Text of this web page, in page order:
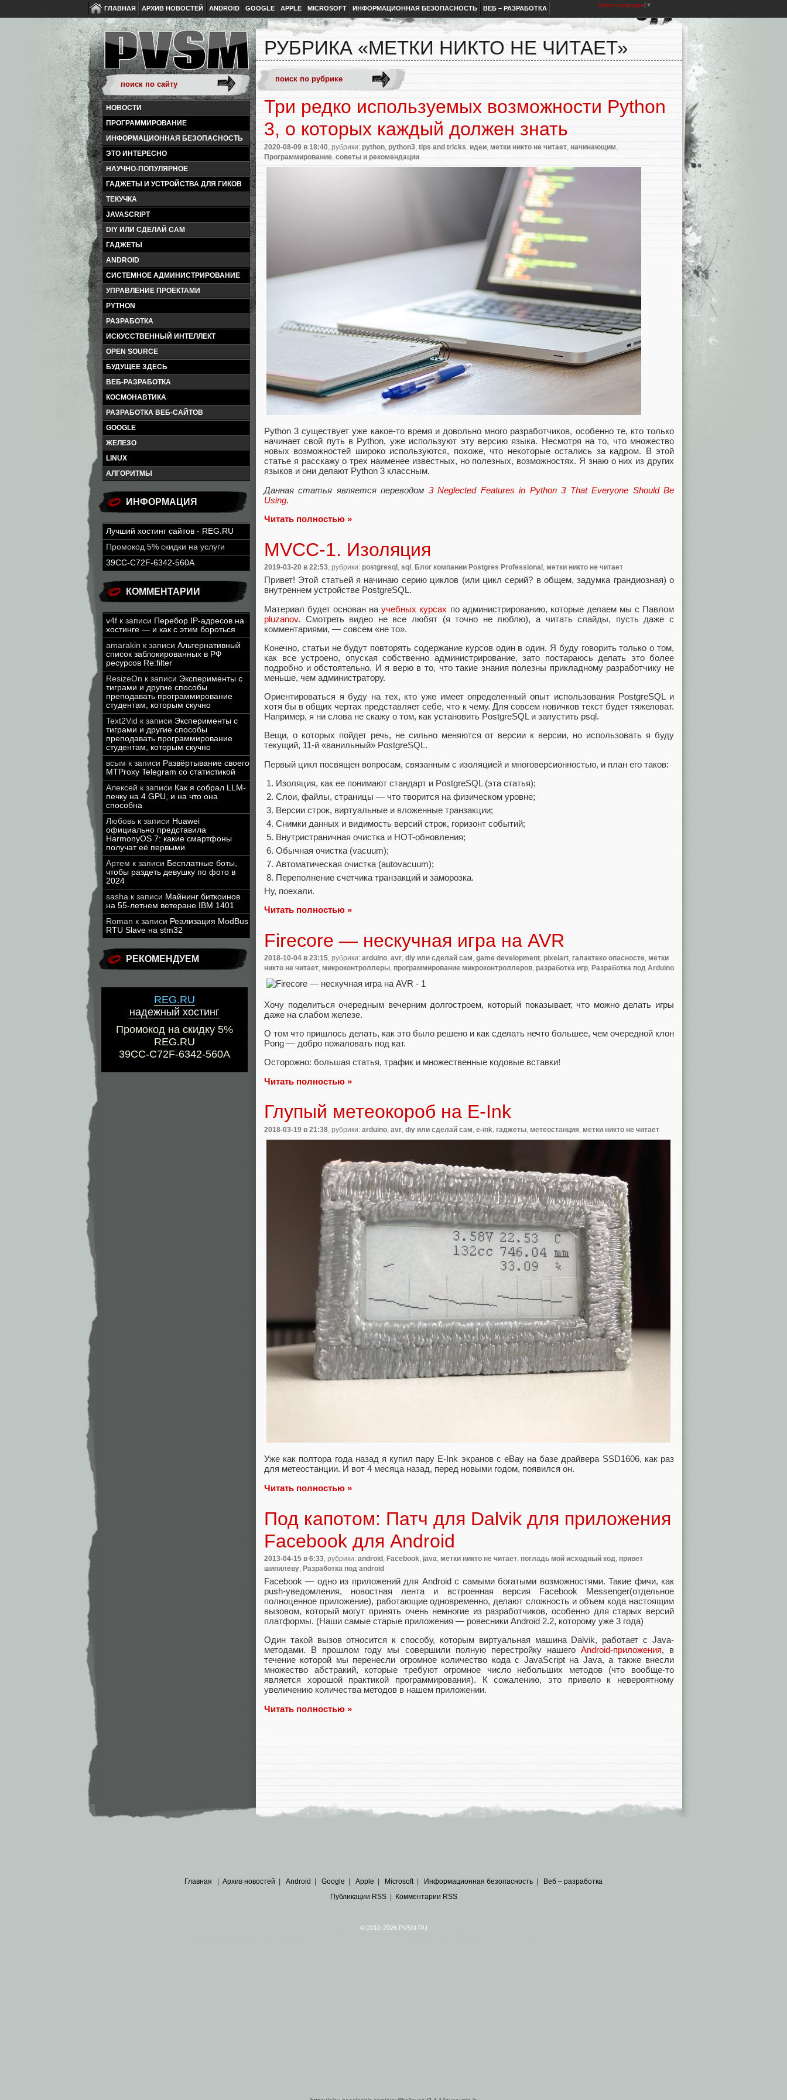
ГЛАВНАЯ АРХИВ НОВОСТЕЙ ANDROID GOOGLE APPLE MICROSOFT ИНФОРМАЦИОННАЯ БЕЗОПАСНОСТЬ ВЕБ – РАЗРАБОТКА Select Language ▼
НОВОСТИ
ПРОГРАММИРОВАНИЕ
ИНФОРМАЦИОННАЯ БЕЗОПАСНОСТЬ
ЭТО ИНТЕРЕСНО
НАУЧНО-ПОПУЛЯРНОЕ
ГАДЖЕТЫ И УСТРОЙСТВА ДЛЯ ГИКОВ
ТЕКУЧКА
JAVASCRIPT
DIY ИЛИ СДЕЛАЙ САМ
ГАДЖЕТЫ
ANDROID
СИСТЕМНОЕ АДМИНИСТРИРОВАНИЕ
УПРАВЛЕНИЕ ПРОЕКТАМИ
PYTHON
РАЗРАБОТКА
ИСКУССТВЕННЫЙ ИНТЕЛЛЕКТ
OPEN SOURCE
БУДУЩЕЕ ЗДЕСЬ
ВЕБ-РАЗРАБОТКА
КОСМОНАВТИКА
РАЗРАБОТКА ВЕБ-САЙТОВ
GOOGLE
ЖЕЛЕЗО
LINUX
АЛГОРИТМЫ
ИНФОРМАЦИЯ
Лучший хостинг сайтов - REG.RU
Промокод 5% скидки на услуги
39CC-C72F-6342-560A
КОММЕНТАРИИ
v4f к записи Перебор IP-адресов на
хостинге — и как с этим бороться
amarakin к записи Альтернативный
список заблокированных в РФ
ресурсов Re:filter
ResizeOn к записи Эксперименты с
тиграми и другие способы
преподавать программирование
студентам, которым скучно
Text2Vid к записи Эксперименты с
тиграми и другие способы
преподавать программирование
студентам, которым скучно
всым к записи Развёртывание своего
MTProxy Telegram со статистикой
Алексей к записи Как я собрал LLM-
печку на 4 GPU, и на что она
способна
Любовь к записи Huawei
официально представила
HarmonyOS 7: какие смартфоны
получат её первыми
Артем к записи Бесплатные боты,
чтобы раздеть девушку по фото в
2024
sasha к записи Майнинг биткоинов
на 55-летнем ветеране IBM 1401
Roman к записи Реализация ModBus
RTU Slave на stm32
РЕКОМЕНДУЕМ
REG.RU
надежный хостинг
Промокод на скидку 5%
REG.RU
39CC-C72F-6342-560A
РУБРИКА «МЕТКИ НИКТО НЕ ЧИТАЕТ»
Три редко используемых возможности Python
3, о которых каждый должен знать
2020-08-09 в 18:40 , рубрики: python python3 tips and tricks идеи метки никто не читает начинающим
Программирование советы и рекомендации
Python 3 существует уже какое-то время и довольно много разработчиков, особенно те, кто только
начинает свой путь в Python, уже используют эту версию языка. Несмотря на то, что множество
новых возможностей широко используются, похоже, что некоторые остались за кадром. В этой
статье я расскажу о трех наименее известных, но полезных, возможностях. Я знаю о них из других
языков и они делают Python 3 классным.
Данная статья является переводом 3 Neglected Features in Python 3 That Everyone Should Be
Using.
Читать полностью »
MVCC-1. Изоляция
2019-03-20 в 22:53, рубрики: postgresql, sql, Блог компании Postgres Professional, метки никто не читает
Привет! Этой статьей я начинаю серию циклов (или цикл серий? в общем, задумка грандиозная) о
внутреннем устройстве PostgreSQL.
Материал будет основан научебных курсах по администрированию, которые делаем мы с Павлом
pluzanov. Смотреть видео не все любят (я точно не люблю), а читать слайды, пусть даже с
комментариями, — совсем «не то».
Конечно, статьи не будут повторять содержание курсов один в один. Я буду говорить только о том,
как все устроено, опуская собственно администрирование, зато постараюсь делать это более
подробно и обстоятельно. И я верю в то, что такие знания полезны прикладному разработчику не
меньше, чем администратору.
Ориентироваться я буду на тех, кто уже имеет определенный опыт использования PostgreSQL и
хотя бы в общих чертах представляет себе, что к чему. Для совсем новичков текст будет тяжеловат.
Например, я ни слова не скажу о том, как установить PostgreSQL и запустить psql.
Вещи, о которых пойдет речь, не сильно меняются от версии к версии, но использовать я буду
текущий, 11-й «ванильный» PostgreSQL.
Первый цикл посвящен вопросам, связанным с изоляцией и многоверсионностью, и план его таков:
Изоляция, как ее понимают стандарт и PostgreSQL (эта статья);
Слои, файлы, страницы — что творится на физическом уровне;
Версии строк, виртуальные и вложенные транзакции;
Снимки данных и видимость версий строк, горизонт событий;
Внутристраничная очистка и HOT-обновления;
Обычная очистка (vacuum);
Автоматическая очистка (autovacuum);
Переполнение счетчика транзакций и заморозка.
Ну, поехали.
Читать полностью »
Firecore — нескучная игра на AVR
2018-10-04 в 23:15, рубрики: arduino, avr, diy или сделай сам, game development, pixelart, галактеко опасносте, метки
никто не читает, микроконтроллеры, программирование микроконтроллеров, разработка игр, Разработка под Arduino
Хочу поделиться очередным вечерним долгостроем, который показывает, что можно делать игры
даже на слабом железе.
О том что пришлось делать, как это было решено и как сделать нечто большее, чем очередной клон
Pong — добро пожаловать под кат.
Осторожно: большая статья, трафик и множественные кодовые вставки!
Читать полностью »
Глупый метеокороб на E-Ink
2018-03-19 в 21:38 , рубрики: arduino avr diy или сделай сам e-ink гаджеты метеостанция метки никто не читает
Уже как полтора года назад я купил пару E-Ink экранов с eBay на базе драйвера SSD1606, как раз
для метеостанции. И вот 4 месяца назад, перед новыми годом, появился он.
Читать полностью »
Под капотом: Патч для Dalvik для приложения
Facebook для Android
2013-04-15 в 6:33 , рубрики: android Facebook java метки никто не читает погладь мой исходный код привет
шипилеву Разработка под android
Facebook — одно из приложений для Android с самыми богатыми возможностями. Такие фичи, как
push-уведомления, новостная лента и встроенная версия Facebook Messenger(отдельное
полноценное приложение), работающие одновременно, делают сложность и объем кода настоящим
вызовом, который могут принять очень немногие из разработчиков, особенно для старых версий
платформы. (Наши самые старые приложения — ровесники Android 2.2, которому уже 3 года)
Один такой вызов относится к способу, которым виртуальная машина Dalvik, работает с Java-
методами. В прошлом году мы совершили полную перестройку нашего Android-приложения, в
течение которой мы перенесли огромное количество кода с JavaScript на Java, а также внесли
множество абстракий, которые требуют огромное число небольших методов (что вообще-то
является хорошой практикой программирования). К сожалению, это привело к невероятному
увеличению количества методов в нашем приложении.
Читать полностью »
Главная | Архив новостей | Android | Google | Apple | Microsoft | Информационная безопасность | Веб – разработка
Публикации RSS| Комментарии RSS
© 2010-2026 PVSM.RU